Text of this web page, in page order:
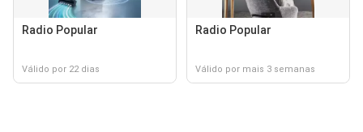
Radio Popular
Válido por 22 dias
Radio Popular
Válido por mais 3 semanas